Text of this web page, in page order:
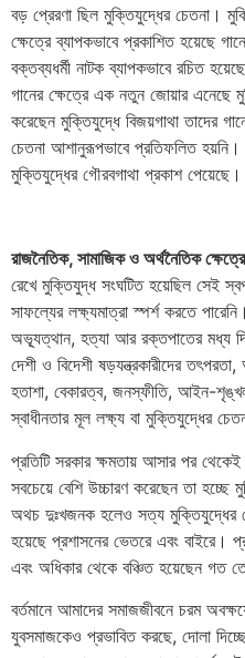
বড় প্রেরণা ছিল মুক্তিযুদ্ধের চেতনা।
ক্ষেত্রে ব্যাপকভাবে প্রকাশিত হয়েছে
বক্তব্যধর্মী নাটক ব্যাপকভাবে রচিত
গানের ক্ষেত্রে এক নতুন জোয়ার এনেছে
করেছেন মুক্তিযুদ্ধে বিজয়গাথা তাদের
চেতনা আশানুরূপভাবে প্রতিফলিত হয়নি।
মুক্তিযুদ্ধের গৌরবগাথা প্রকাশ পেয়েছে।
রাজনৈতিক, সামাজিক ও অর্থনৈতিক
রেখে মুক্তিযুদ্ধ সংঘটিত হয়েছিল সেই
সাফল্যের লক্ষ্যমাত্রা স্পর্শ করতে
অভ্যূত্থান, হত্যা আর রক্তপাতের মধ্য
দেশী ও বিদেশী ষড়যন্ত্রকারীদের
হতাশা, বেকারত্ব, জনস্ফীতি, আইন-
স্বাধীনতার মূল লক্ষ্য বা মুক্তিযুদ্ধের
প্রতিটি সরকার ক্ষমতায় আসার পর থেকেই
সবচেয়ে বেশি উচ্চারণ করেছেন তা হচ্ছে
অথচ দুঃখজনক হলেও সত্য মুক্তিযুদ্ধের
হয়েছে প্রশাসনের ভেতরে এবং বাইরে।
এবং অধিকার থেকে বঞ্চিত হয়েছেন গত
বর্তমানে আমাদের সমাজজীবনে চরম
যুবসমাজকেও প্রভাবিত করছে, দোলা